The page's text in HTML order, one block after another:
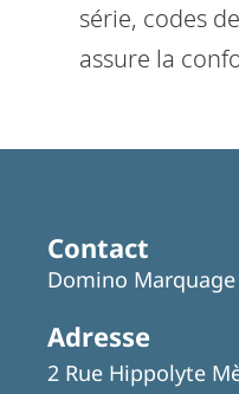
série, codes
assure la
Contact
Domino Marquage
Adresse
2 Rue Hippolyte